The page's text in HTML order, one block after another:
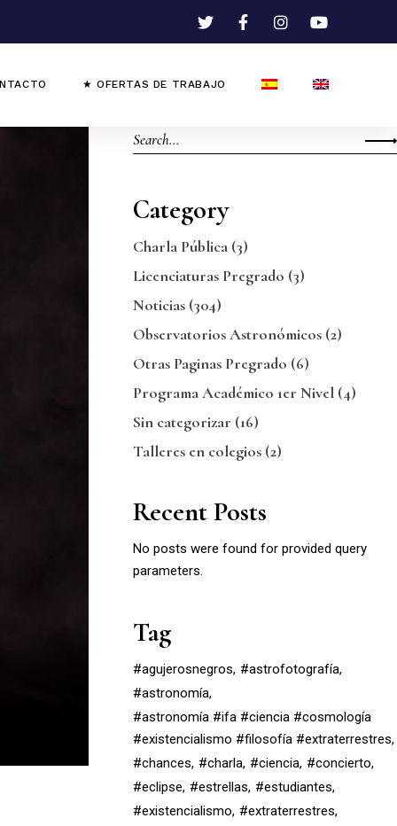
★ OFERTAS DE TRABAJO
Category
Charla Pública(3)
Licenciaturas Pregrado (3)
Noticias(304)
Observatorios Astronómicos(2)
Otras Paginas Pregrado (6)
Programa Académico 1er Nivel(4)
Sin categorizar (16)
Talleres en colegios(2)
Recent Posts
No posts were found for provided query
parameters.
Tag
#agujerosnegros #astrofotografía
#astronomía
#astronomía #ifa #ciencia #cosmología
#existencialismo #filosofía #extraterrestres
#chances #charla #ciencia #concierto
#eclipse #estrellas #estudiantes
#existencialismo #extraterrestres